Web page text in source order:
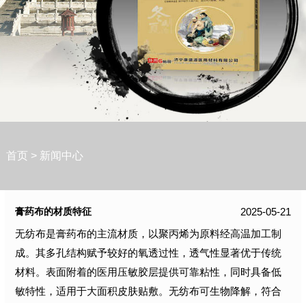
首页 > 新闻中心
膏药布的材质特征
2025-05-21
无纺布是膏药布的主流材质，以聚丙烯为原料经高温加工制
成。其多孔结构赋予较好的氧透过性，透气性显著优于传统
材料。表面附着的医用压敏胶层提供可靠粘性，同时具备低
敏特性，适用于大面积皮肤贴敷。无纺布可生物降解，符合